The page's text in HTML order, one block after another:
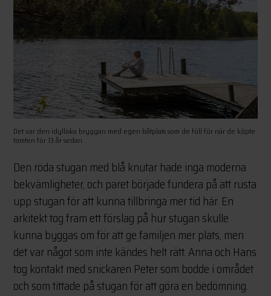
Det var den idylliska bryggan med egen båtplats som de föll för när de köpte
tomten för 13 år sedan.
Den röda stugan med blå knutar hade inga moderna
bekvämligheter, och paret började fundera på att rusta
upp stugan för att kunna tillbringa mer tid här. En
arkitekt tog fram ett förslag på hur stugan skulle
kunna byggas om för att ge familjen mer plats, men
det var något som inte kändes helt rätt. Anna och Hans
tog kontakt med snickaren Peter som bodde i området
och som tittade på stugan för att göra en bedömning.